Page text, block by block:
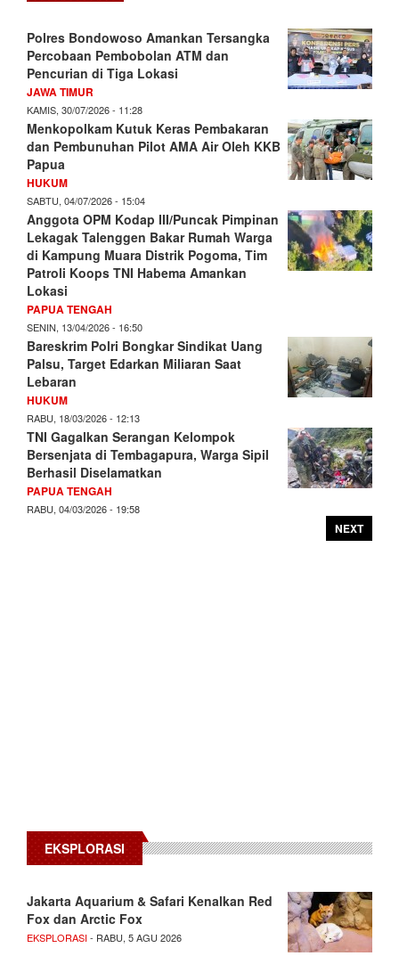
Polres Bondowoso Amankan Tersangka
Percobaan Pembobolan ATM dan
Pencurian di Tiga Lokasi
JAWA TIMUR
KAMIS, 30/07/2026 - 11:28
Menkopolkam Kutuk Keras Pembakaran
dan Pembunuhan Pilot AMA Air Oleh KKB
Papua
HUKUM
SABTU, 04/07/2026 - 15:04
Anggota OPM Kodap III/Puncak Pimpinan
Lekagak Talenggen Bakar Rumah Warga
di Kampung Muara Distrik Pogoma, Tim
Patroli Koops TNI Habema Amankan
Lokasi
PAPUA TENGAH
SENIN, 13/04/2026 - 16:50
Bareskrim Polri Bongkar Sindikat Uang
Palsu, Target Edarkan Miliaran Saat
Lebaran
HUKUM
RABU, 18/03/2026 - 12:13
TNI Gagalkan Serangan Kelompok
Bersenjata di Tembagapura, Warga Sipil
Berhasil Diselamatkan
PAPUA TENGAH
RABU, 04/03/2026 - 19:58
NEXT
EKSPLORASI
Jakarta Aquarium & Safari Kenalkan Red
Fox dan Arctic Fox
EKSPLORASI- RABU, 5 AGU 2026